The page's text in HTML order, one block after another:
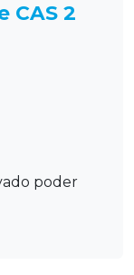
CAS 2
poder